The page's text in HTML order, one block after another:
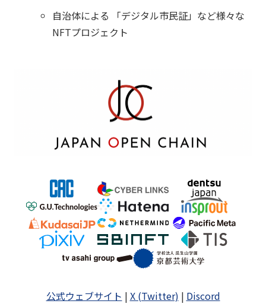
自治体による 「デジタル市民証」など様々な
NFTプロジェクト
公式ウェブサイト | X (Twitter) | Discord